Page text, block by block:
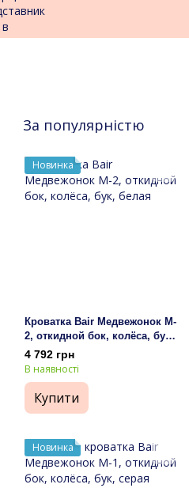
За популярністю
Новинка
Кроватка Bair Медвежонок M-
2, откидной бок, колёса, бук,
белая
4 792 грн
В наявності
Купити
Новинка